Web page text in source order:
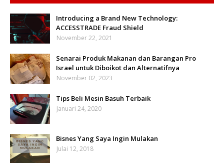
Introducing a Brand New Technology:
ACCESSTRADE Fraud Shield
November 22, 2021
Senarai Produk Makanan dan Barangan Pro
Israel untuk Diboikot dan Alternatifnya
November 02, 2023
Tips Beli Mesin Basuh Terbaik
Januari 24, 2020
Bisnes Yang Saya Ingin Mulakan
Julai 12, 2018